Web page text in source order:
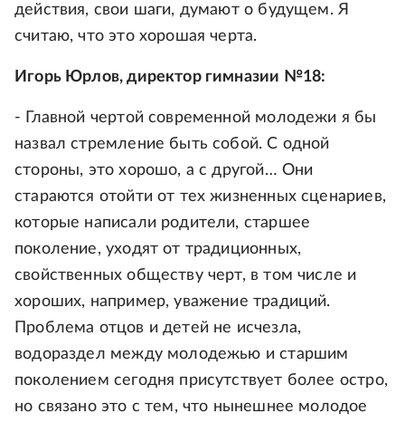
действия, свои шаги, думают о будущем. Я
считаю, что это хорошая черта.
Игорь Юрлов, директор гимназии №18:
- Главной чертой современной молодежи я бы
назвал стремление быть собой. С одной
стороны, это хорошо, а с другой… Они
стараются отойти от тех жизненных сценариев,
которые написали родители, старшее
поколение, уходят от традиционных,
свойственных обществу черт, в том числе и
хороших, например, уважение традиций.
Проблема отцов и детей не исчезла,
водораздел между молодежью и старшим
поколением сегодня присутствует более остро,
но связано это с тем, что нынешнее молодое